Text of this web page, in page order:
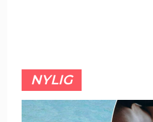
NYLIG